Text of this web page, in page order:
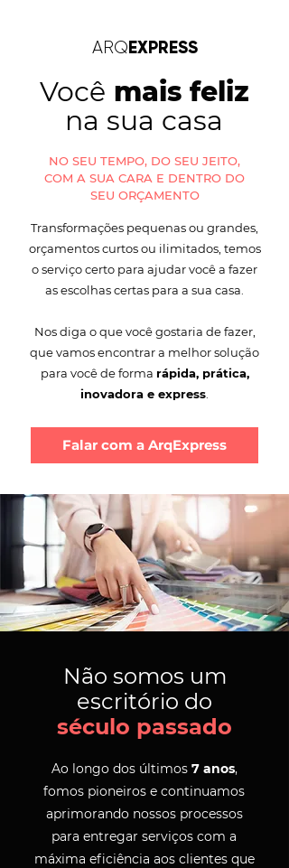
ARQEXPRESS
Você mais feliz
na sua casa
NO SEU TEMPO, DO SEU JEITO,
COM A SUA CARA E DENTRO DO
SEU ORÇAMENTO
Transformações pequenas ou grandes,
orçamentos curtos ou ilimitados, temos
o serviço certo para ajudar você a fazer
as escolhas certas para a sua casa.
Nos diga o que você gostaria de fazer,
que vamos encontrar a melhor solução
para você de forma rápida, prática,
inovadora e express
Falar com a ArqExpress
Não somos um
escritório do
século passado
Ao longo dos últimos 7 anos,
fomos pioneiros e continuamos
aprimorando nossos processos
para entregar serviços com a
máxima eficiência aos clientes que